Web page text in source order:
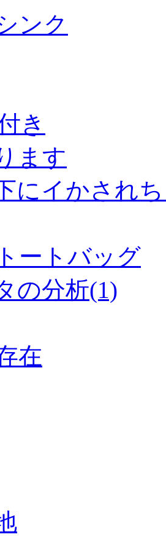
ンク
き
ます
にイかされ
ートバッグ
の分析(1)
在